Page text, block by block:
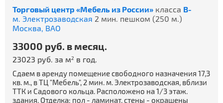
Торговый центр «Мебель из России» класса B-
м. Электрозаводская 2 мин. пешком (250 м.)
Москва, ВАО
33000 руб. в месяц.
23023 руб. за м2 в год.
Сдаем в аренду помещение свободного назначения 17,3
кв. м., в ТЦ "Мебель", 2 мин. м. Электрозаводская, вблизи
ТТК и Садового кольца. Расположено на 1/3 этаж.
здания. Отделка: пол - ламинат, стены - окрашены